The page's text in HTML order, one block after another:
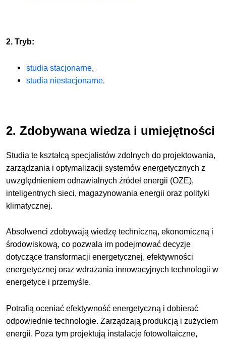
2. Tryb:
studia stacjonarne,
studia niestacjonarne.
2. Zdobywana wiedza i umiejętności
Studia te kształcą specjalistów zdolnych do projektowania,
zarządzania i optymalizacji systemów energetycznych z
uwzględnieniem odnawialnych źródeł energii (OZE),
inteligentnych sieci, magazynowania energii oraz polityki
klimatycznej.
Absolwenci zdobywają wiedzę techniczną, ekonomiczną i
środowiskową, co pozwala im podejmować decyzje
dotyczące transformacji energetycznej, efektywności
energetycznej oraz wdrażania innowacyjnych technologii w
energetyce i przemyśle.
Potrafią oceniać efektywność energetyczną i dobierać
odpowiednie technologie. Zarządzają produkcją i zużyciem
energii. Poza tym projektują instalacje fotowoltaiczne,